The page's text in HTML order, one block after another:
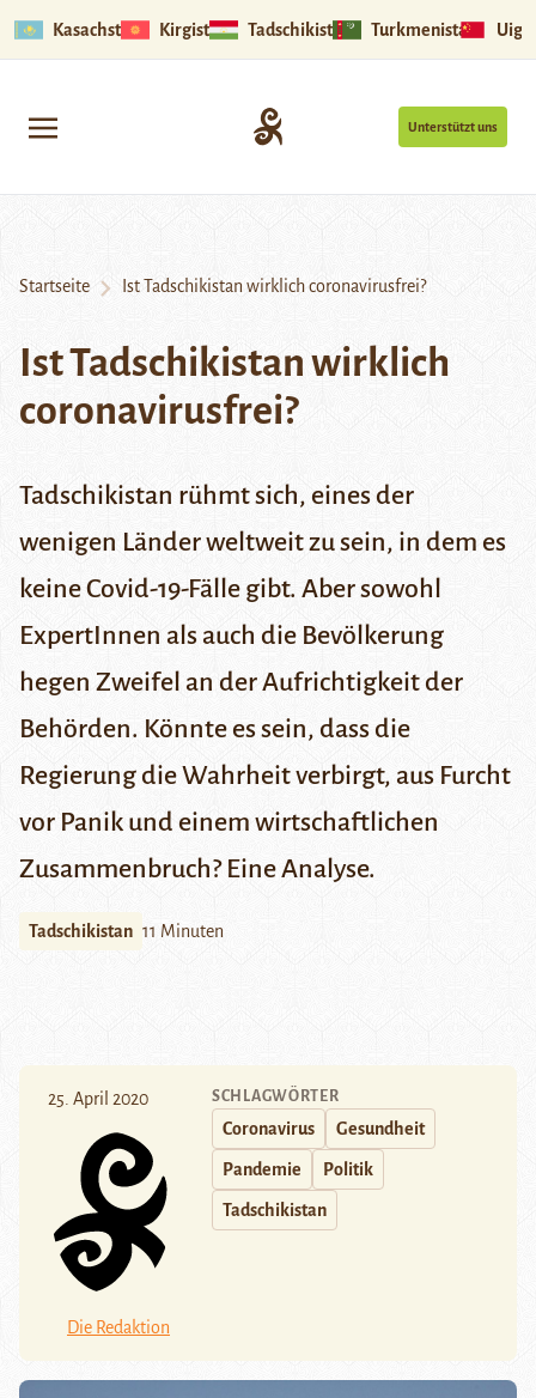
Kasachstan Kirgistan Tadschikistan Turkmenistan
Unterstützt uns
Startseite Ist Tadschikistan wirklich coronavirusfrei?
Ist Tadschikistan wirklich
coronavirusfrei?
Tadschikistan rühmt sich, eines der
wenigen Länder weltweit zu sein, in dem es
keine Covid-19-Fälle gibt. Aber sowohl
ExpertInnen als auch die Bevölkerung
hegen Zweifel an der Aufrichtigkeit der
Behörden. Könnte es sein, dass die
Regierung die Wahrheit verbirgt, aus Furcht
vor Panik und einem wirtschaftlichen
Zusammenbruch? Eine Analyse.
Tadschikistan 11 Minuten
25. April 2020
Die Redaktion
SCHLAGWÖRTER
Coronavirus Gesundheit
Pandemie Politik
Tadschikistan